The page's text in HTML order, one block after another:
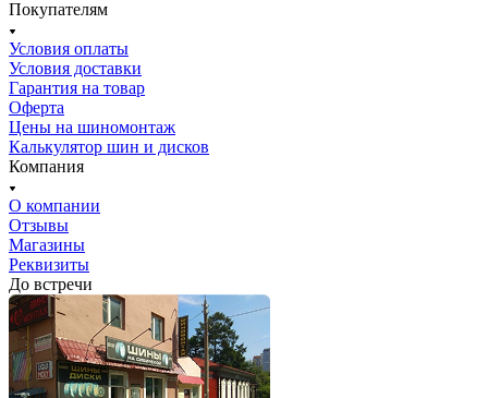
Покупателям
Условия оплаты
Условия доставки
Гарантия на товар
Оферта
Цены на шиномонтаж
Калькулятор шин и дисков
Компания
О компании
Отзывы
Магазины
Реквизиты
До встречи